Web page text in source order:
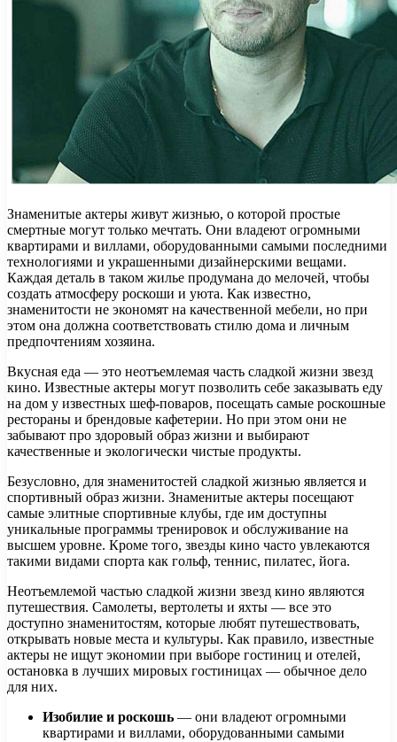
Знаменитые актеры живут жизнью, о которой простые
смертные могут только мечтать. Они владеют огромными
квартирами и виллами, оборудованными самыми последними
технологиями и украшенными дизайнерскими вещами.
Каждая деталь в таком жилье продумана до мелочей, чтобы
создать атмосферу роскоши и уюта. Как известно,
знаменитости не экономят на качественной мебели, но при
этом она должна соответствовать стилю дома и личным
предпочтениям хозяина.
Вкусная еда — это неотъемлемая часть сладкой жизни звезд
кино. Известные актеры могут позволить себе заказывать еду
на дом у известных шеф-поваров, посещать самые роскошные
рестораны и брендовые кафетерии. Но при этом они не
забывают про здоровый образ жизни и выбирают
качественные и экологически чистые продукты.
Безусловно, для знаменитостей сладкой жизнью является и
спортивный образ жизни. Знаменитые актеры посещают
самые элитные спортивные клубы, где им доступны
уникальные программы тренировок и обслуживание на
высшем уровне. Кроме того, звезды кино часто увлекаются
такими видами спорта как гольф, теннис, пилатес, йога.
Неотъемлемой частью сладкой жизни звезд кино являются
путешествия. Самолеты, вертолеты и яхты — все это
доступно знаменитостям, которые любят путешествовать,
открывать новые места и культуры. Как правило, известные
актеры не ищут экономии при выборе гостиниц и отелей,
остановка в лучших мировых гостиницах — обычное дело
для них.
Изобилие и роскошь — они владеют огромными
квартирами и виллами, оборудованными самыми